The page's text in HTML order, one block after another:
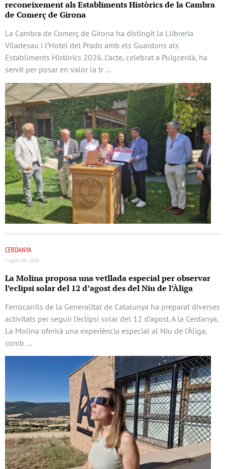
reconeixement als Establiments Històrics de la Cambra
de Comerç de Girona
La Cambra de Comerç de Girona ha distingit la Llibreria
Viladesau i l’Hotel del Prado amb els Guardons als
Establiments Històrics 2026. L’acte, celebrat a Puigcerdà, ha
servit per posar en valor la tr …
CERDANYA
7 agost del 2026
La Molina proposa una vetllada especial per observar
l’eclipsi solar del 12 d’agost des del Niu de l’Àliga
Ferrocarrils de la Generalitat de Catalunya ha preparat diverses
activitats per seguir l’eclipsi solar del 12 d’agost. A la Cerdanya,
La Molina oferirà una experiència especial al Niu de l’Àliga,
comb …